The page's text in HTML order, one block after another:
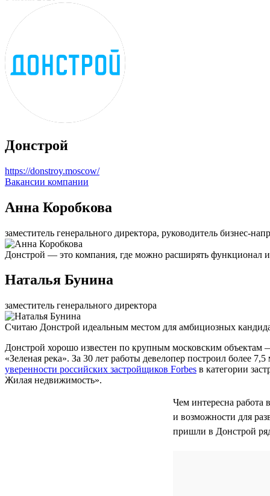
Донстрой
https://donstroy.moscow/
Вакансии компании
Анна Коробкова
заместитель генерального директора, руководитель бизнес-
Донстрой — это компания, где можно расширять функционал
Наталья Бунина
заместитель генерального директора
Считаю Донстрой идеальным местом для амбициозных
Донстрой хорошо известен по крупным московским
«Зеленая река». За 30 лет работы девелопер построил более
уверенности российских застройщиков Forbes в категории
Жилая недвижимость».
Чем интересна работа
и возможности для
пришли в Донстрой